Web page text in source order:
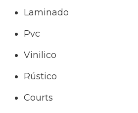
Laminado
Pvc
Vinilico
Rústico
Courts